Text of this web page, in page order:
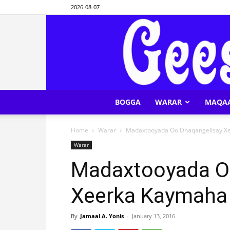
2026-08-07
BOGGA WARAR
Home Warar Madaxtooyada Oo Dhaqangelisay
Warar
Madaxtooyada
Xeerka
By Jamaal A. Yonis - January 13, 2016